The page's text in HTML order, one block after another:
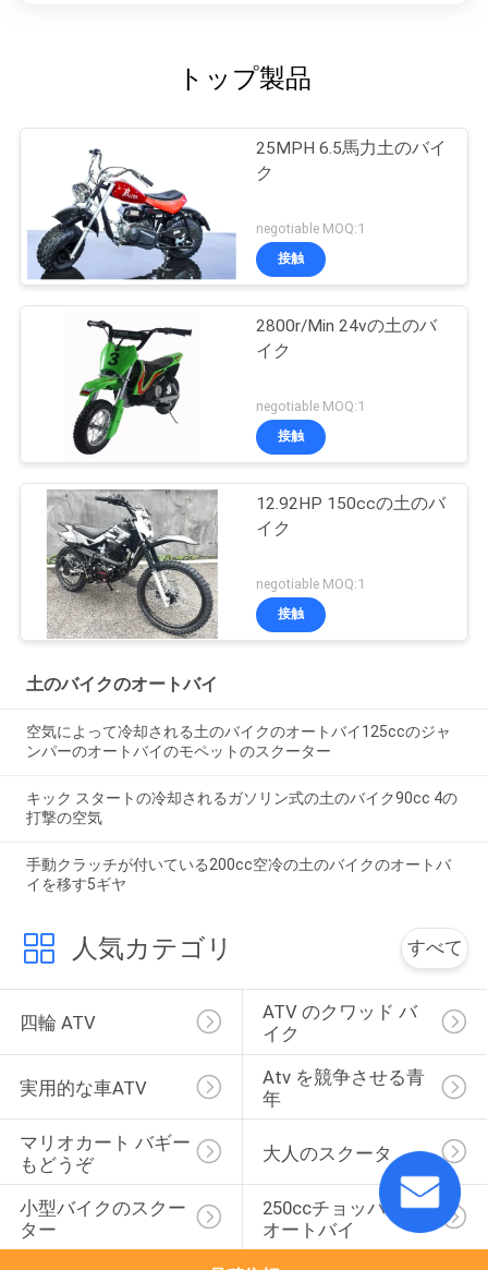
トップ製品
25MPH 6.5馬力土のバイ
ク
negotiable MOQ:1
接触
2800r/Min 24vの土のバ
イク
negotiable MOQ:1
接触
12.92HP 150ccの土のバ
イク
negotiable MOQ:1
接触
土のバイクのオートバイ
空気によって冷却される土のバイクのオートバイ125ccのジャ
ンパーのオートバイのモペットのスクーター
キック スタートの冷却されるガソリン式の土のバイク90cc 4の
打撃の空気
手動クラッチが付いている200cc空冷の土のバイクのオートバ
イを移す5ギヤ
人気カテゴリ すべて
四輪 ATV
ATV のクワッド バ
イク
実用的な車ATV
Atv を競争させる青
年
マリオカート バギー
もどうぞ
大人のスクータ
小型バイクのスクー
ター
250ccチョッパーの
オートバイ